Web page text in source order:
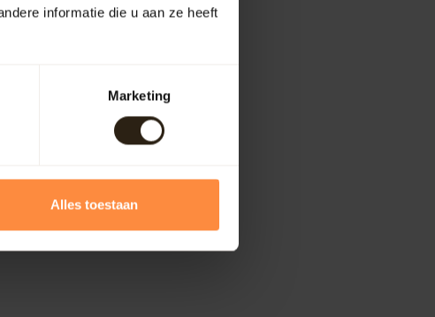
informatie die u aan ze heeft
Marketing
Alles toestaan